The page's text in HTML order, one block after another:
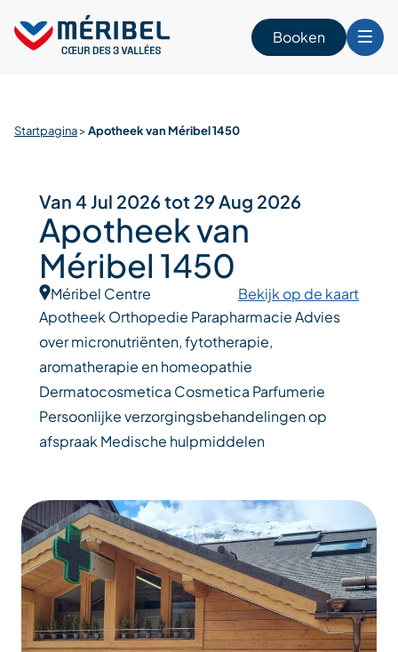
content
Booken
Startpagina>Apotheek van Méribel 1450
Van 4 Jul 2026 tot 29 Aug 2026
Apotheek van
Méribel 1450
Méribel Centre
Bekijk op de kaart
Apotheek Orthopedie Parapharmacie Advies
over micronutriënten, fytotherapie,
aromatherapie en homeopathie
Dermatocosmetica Cosmetica Parfumerie
Persoonlijke verzorgingsbehandelingen op
afspraak Medische hulpmiddelen